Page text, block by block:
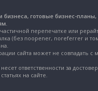
бизнеса, готовые бизнес-планы,
перепечатке или
(без noopener, noreferrer и
сайта может не совпадать с
ответственности за
на сайте.